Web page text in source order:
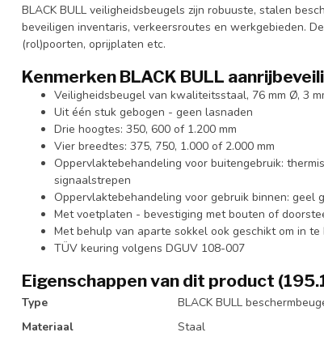
BLACK BULL veiligheidsbeugels zijn robuuste, stalen
beveiligen inventaris, verkeersroutes en werkgebieden.
(rol)poorten, oprijplaten etc.
Kenmerken BLACK BULL
Veiligheidsbeugel van kwaliteitsstaal, 76 mm Ø, 3
Uit één stuk gebogen - geen lasnaden
Drie hoogtes: 350, 600 of 1.200 mm
Vier breedtes: 375, 750, 1.000 of 2.000 mm
Oppervlaktebehandeling voor buitengebruik:
signaalstrepen
Oppervlaktebehandeling voor gebruik binnen: geel
Met voetplaten - bevestiging met bouten of
Met behulp van aparte sokkel ook geschikt om in te
TÜV keuring volgens DGUV 108-007
Eigenschappen van dit product
Type
BLACK BULL
Materiaal
Staal